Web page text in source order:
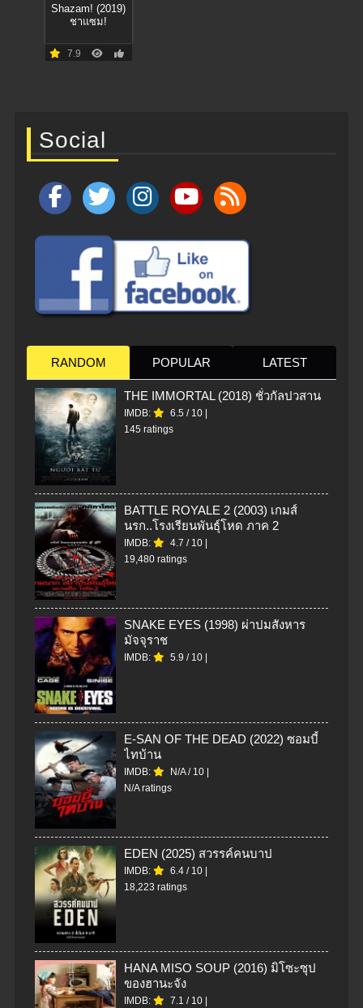
Shazam! (2019)
ชาแซม!
7.9
Social
RANDOM POPULAR LATEST
THE IMMORTAL (2018) ชั่วกัลปวสาน
IMDB: 6.5 / 10
145 ratings
BATTLE ROYALE 2 (2003) เกมส์
นรก..โรงเรียนพันธุ์โหด ภาค 2
IMDB: 4.7 / 10
19,480 ratings
SNAKE EYES (1998) ผ่าปมสังหาร
มัจจุราช
IMDB: 5.9 / 10
E-SAN OF THE DEAD (2022) ซอมบี้
ไทบ้าน
IMDB: N/A/ 10
N/A ratings
EDEN (2025) สวรรค์คนบาป
IMDB: 6.4 / 10
18,223 ratings
HANA MISO SOUP (2016) มิโซะซุป
ของฮานะจัง
IMDB: 7.1 / 10